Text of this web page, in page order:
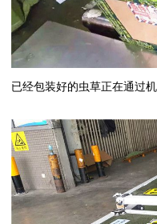
已经包装好的虫草正在通过